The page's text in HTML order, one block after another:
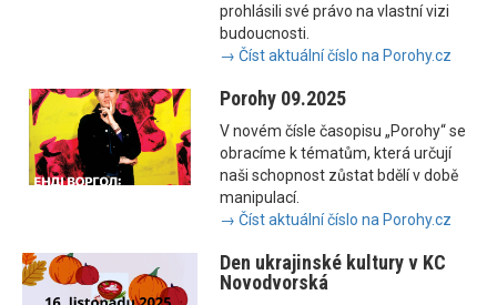
prohlásili své právo na vlastní vizi
budoucnosti.
→ Číst aktuální číslo na Porohy.cz
Porohy 09.2025
V novém čísle časopisu „Porohy“ se
obracíme k tématům, která určují
naši schopnost zůstat bdělí v době
manipulací.
→ Číst aktuální číslo na Porohy.cz
Den ukrajinské kultury v KC
Novodvorská